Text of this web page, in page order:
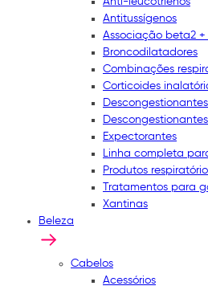
Antitussígenos
Associação beta2
Broncodilatadores
Combinações
Corticoides
Expectorantes
Linha completa
Produtos
Tratamentos para
Xantinas
Beleza
Cabelos
Acessórios